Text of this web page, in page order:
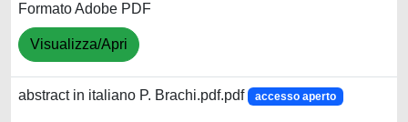
Formato Adobe PDF
Visualizza/Apri
abstract in italiano P. Brachi.pdf.pdf accesso aperto